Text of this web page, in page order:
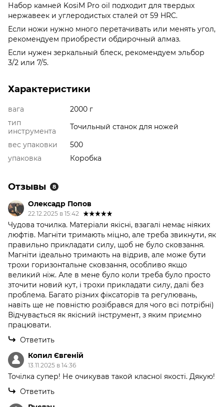
Набор камней KosiM Pro oil подходит для твердых
нержавеек и углеродистых сталей от 59 HRC.
Если ножи нужно много перетачивать или менять угол,
рекомендуем приобрести обдирочный алмаз.
Если нужен зеркальный блеск, рекомендуем эльбор
3/2 или 7/5.
Характеристики
вага
2000 г
тип
инструмента
Точильный станок для ножей
вес упаковки
500
упаковка
Коробка
Отзывы 8
Олексадр Попов
22.12.2025 в 15:42
Чудова точилка. Матеріали якісні, взагалі немає ніяких
люфтів. Магніти тримають міцно, але треба звикнути, як
правильно прикладати силу, щоб не було сковзання.
Магніти ідеально тримають на відрив, але може бути
трохи горизонтальне сковзання, особливо якщо
великий ніж. Але в мене було коли треба було просто
зточити новий кут, і трохи прикладати силу, далі без
проблема. Багато різних фіксаторів та регулювань,
навіть ще не повністю розібрався для чого всі потрібні)
Відчувається як якісний інструмент, з яким приємно
працювати.
Ответить
Копил Євгеній
13.11.2025 в 14:36
Точілка супер! Не очикував такой класної якості. Дякую!
Ответить